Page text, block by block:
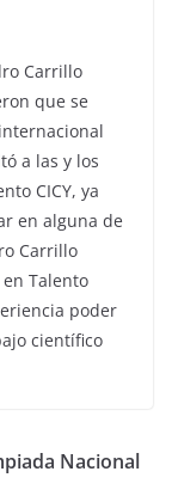
Carrillo
que se
a las y los
CICY, ya
en alguna de
Carrillo
Talento
poder
científico
Nacional